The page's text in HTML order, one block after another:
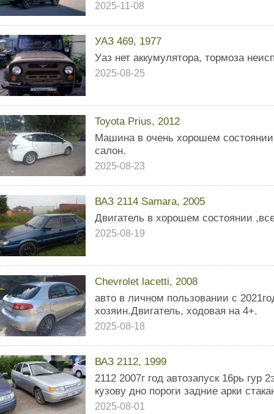
2025-11-08
УАЗ 469, 1977
Уаз нет аккумулятора, тормоза
2025-08-25
Toyota Prius, 2012
Машина в очень хорошем
салон.
2025-08-23
ВАЗ 2114 Samara, 2005
Двигатель в хорошем состоянии
2025-08-19
Chevrolet lacetti, 2008
авто в личном пользовании с
хозяин.Двигатель, ходовая на 4+.
2025-08-18
ВАЗ 2112, 1999
2112 2007г год автозапуск 16рь гур
кузову дно пороги задние арки
2025-08-01